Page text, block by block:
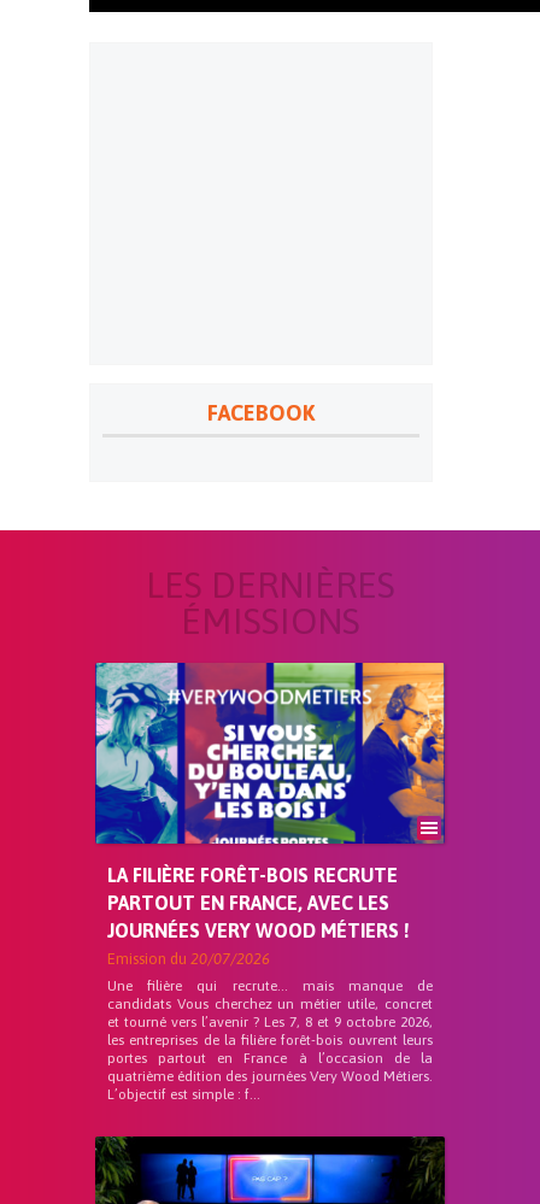
FACEBOOK
LES DERNIÈRES
ÉMISSIONS
LA FILIÈRE FORÊT-BOIS RECRUTE
PARTOUT EN FRANCE, AVEC LES
JOURNÉES VERY WOOD MÉTIERS !
Emission du 20/07/2026
Une filière qui recrute… mais manque de
candidats Vous cherchez un métier utile, concret
et tourné vers l’avenir ? Les 7, 8 et 9 octobre 2026,
les entreprises de la filière forêt-bois ouvrent leurs
portes partout en France à l’occasion de la
quatrième édition des journées Very Wood Métiers.
L’objectif est simple : f...